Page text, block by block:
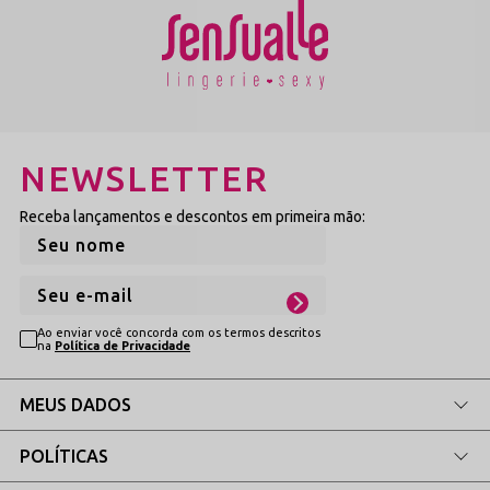
Uma escolha refinada, luminosa e cheia de contraste. A
versão em branco traz uma proposta delicada que
rubi acende o visual com vivacidade marcante, destacando
Ver Sutiãs Sensuais
Nosso Catálogo
NEWSLETTER
Receba lançamentos e descontos em primeira mão:
Ao enviar você concorda com os termos descritos
na Política de Privacidade
MEUS DADOS
POLÍTICAS